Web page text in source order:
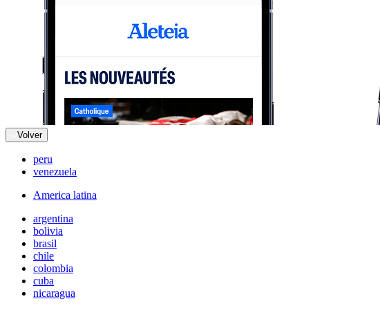
Volver
peru
venezuela
America latina
argentina
bolivia
brasil
chile
colombia
cuba
nicaragua